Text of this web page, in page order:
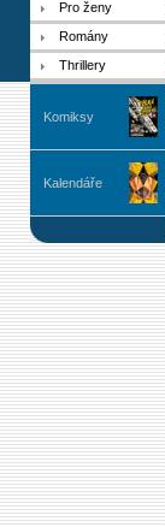
Pro ženy
Romány
Thrillery
Komiksy
Kalendáře